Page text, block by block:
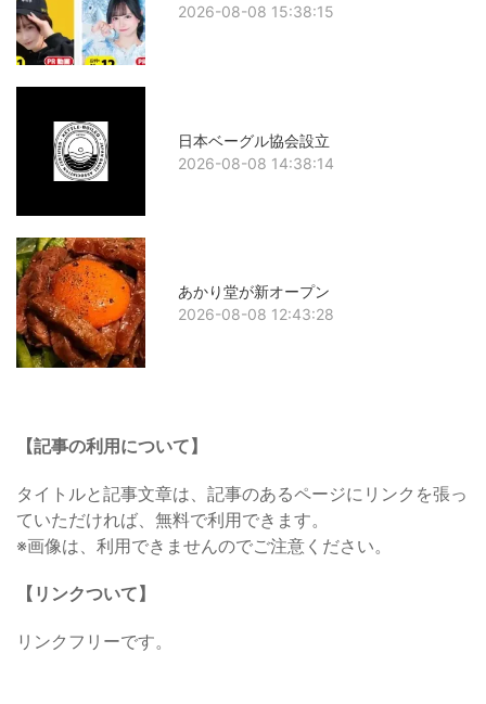
2026-08-08 15:38:15
日本ベーグル協会設立
2026-08-08 14:38:14
あかり堂が新オープン
2026-08-08 12:43:28
【記事の利用について】
タイトルと記事文章は、記事のあるページにリンクを張っ
ていただければ、無料で利用できます。
※画像は、利用できませんのでご注意ください。
【リンクついて】
リンクフリーです。